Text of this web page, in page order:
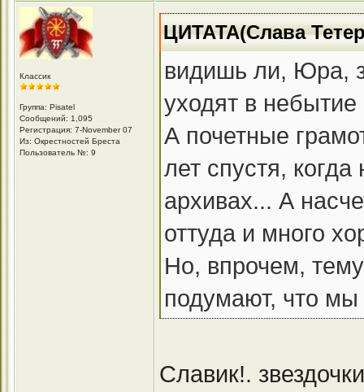
Классик
Группа: Pisatel
Сообщений: 1,095
Регистрация: 7-November 07
Из: Окрестностей Бреста
Пользователь №: 9
ЦИТАТА(Слава
видишь ли, Юра,
уходят в небытие
А почетные
лет спустя,
архивах... А
оттуда и много
Но, впрочем,
подумают, что
Славик!.